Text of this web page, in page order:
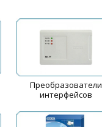
Преобразователи
интерфейсов